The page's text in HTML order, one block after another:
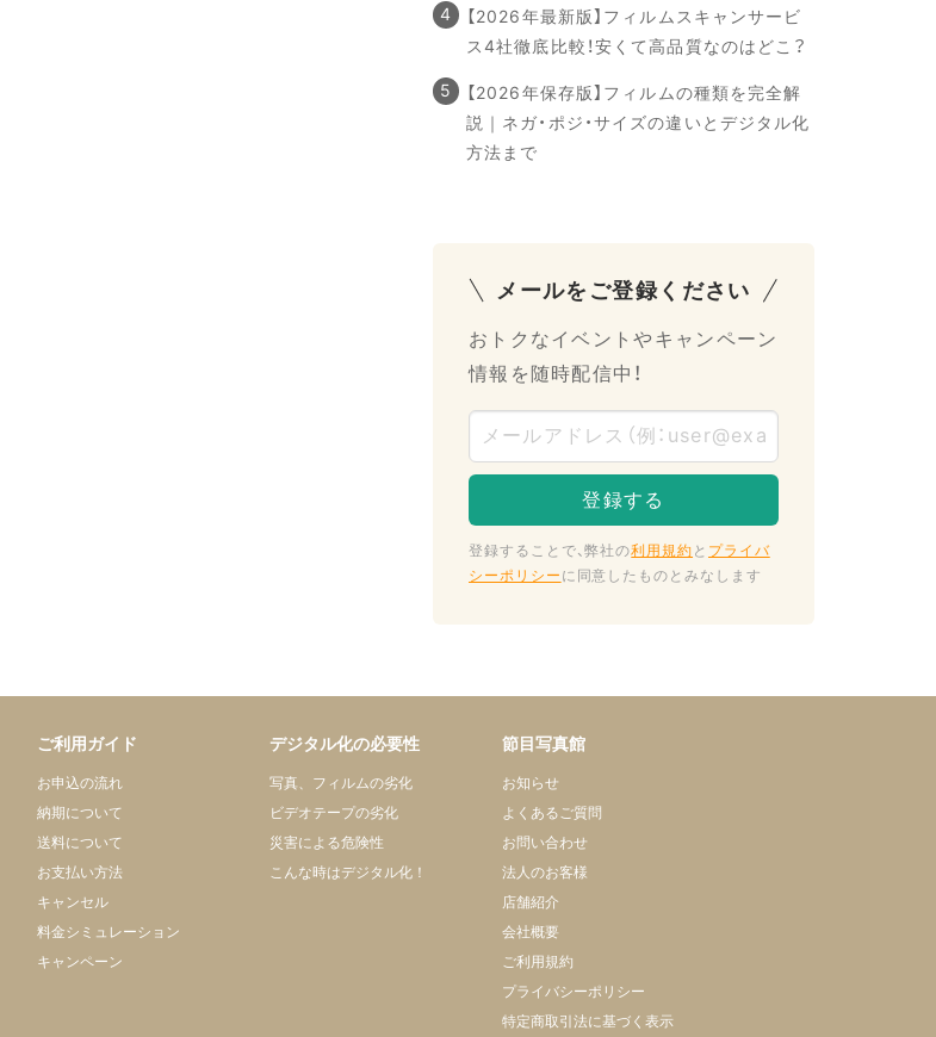
【2026年最新版】フィルムスキャンサービ
ス4社徹底比較！安くて高品質なのはどこ？
【2026年保存版】フィルムの種類を完全解
説｜ネガ・ポジ・サイズの違いとデジタル化
方法まで
メールをご登録ください
おトクなイベントやキャンペーン
情報を随時配信中！
登録することで、弊社の利用規約 と プライバ
シーポリシー に同意したものとみなします
ご利用ガイド
お申込の流れ
納期について
送料について
お支払い方法
キャンセル
料金シミュレーション
キャンペーン
デジタル化の必要性
写真、フィルムの劣化
ビデオテープの劣化
災害による危険性
こんな時はデジタル化！
節目写真館
お知らせ
よくあるご質問
お問い合わせ
法人のお客様
店舗紹介
会社概要
ご利用規約
プライバシーポリシー
特定商取引法に基づく表示